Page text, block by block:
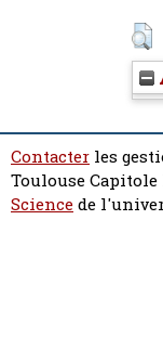
Contacter les
Toulouse
Sciencede